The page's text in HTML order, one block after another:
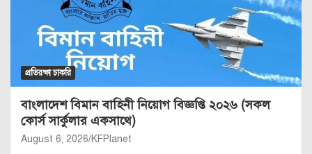
প্রতিরক্ষা চাকরি
বাংলাদেশ বিমান বাহিনী নিয়োগ বিজ্ঞপ্তি ২০২৬ (সকল
কোর্স সার্কুলার একসাথে)
August 6, 2026 KFPlanet